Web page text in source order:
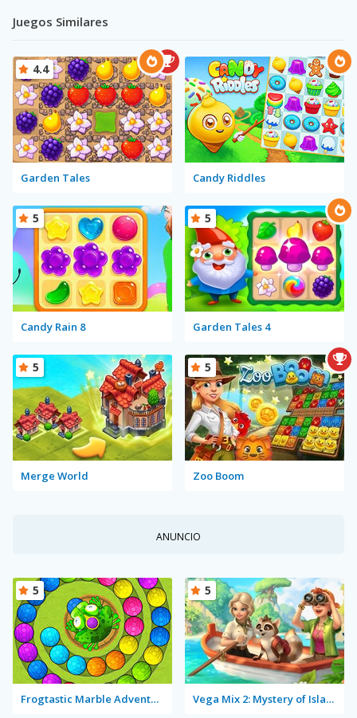
Juegos Similares
Garden Tales
4.4
Candy Riddles
Candy Rain 8
5
Garden Tales 4
5
Merge World
5
Zoo Boom
5
ANUNCIO
Frogtastic Marble Adventure
5
Vega Mix 2: Mystery of Island
5